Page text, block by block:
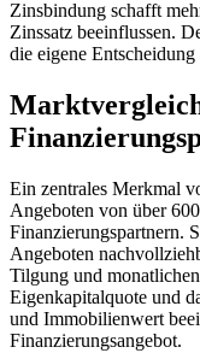
Zinsbindung schafft
Zinssatz beeinflussen.
die eigene
Ein zentrales Merkmal
Angeboten von über
Finanzierungspartnern.
Angeboten
Tilgung und
Eigenkapitalquote und
und Immobilienwert
Finanzierungsangebot.